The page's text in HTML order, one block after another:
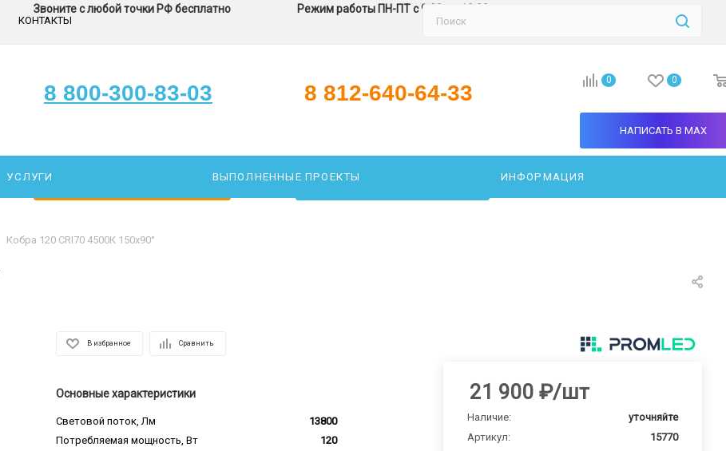
КОНТАКТЫ
Звоните с любой точки РФ бесплатно
8 800-300-83-03
Режим работы ПН-ПТ с 9:30 до 18:00
8 812-640-64-33
ПОДОБРАТЬ СВЕТИЛЬНИК
0 0
НАПИСАТЬ В MAX
УСЛУГИ ВЫПОЛНЕННЫЕ ПРОЕКТЫ ИНФОРМАЦИЯ
Кобра 120 CRI70 4500К 150х90°
В избранное Сравнить
Основные характеристики
Световой поток, Лм
13800
Потребляемая мощность, Вт
120
21 900 ₽/шт
Наличие:
уточняйте
Артикул:
15770